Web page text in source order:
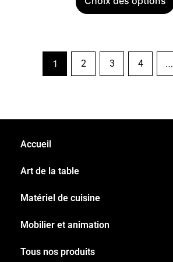
1 2 3 4 …
Accueil
Art de la table
Matériel de cuisine
Mobilier et animation
Tous nos produits